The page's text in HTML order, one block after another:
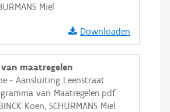
Miel
Downloaden
maatregelen
- Aansluiting Leenstraat
van Maatregelen.pdf
Koen, SCHURMANS Miel